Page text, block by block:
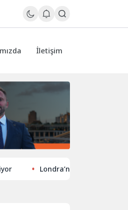
İletişim
Londra’nın eğlence hayatında